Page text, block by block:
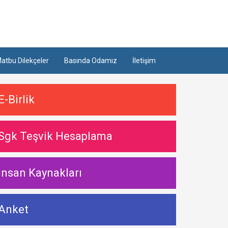
Dilekçeler Basında Odamız İletişim
Birlik
Teşvik Hesaplama
Kaynakları